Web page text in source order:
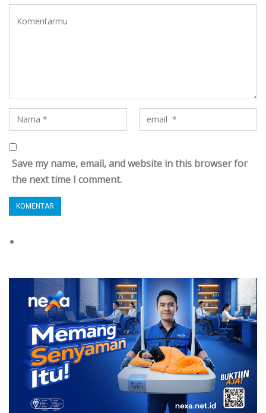
Save my name, email, and website in this browser for
the next time I comment.